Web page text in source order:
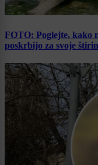
FOTO: Poglejte, kako
poskrbijo za svoje